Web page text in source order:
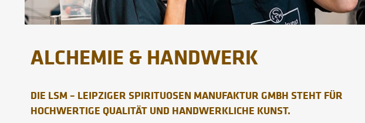
ALCHEMIE & HANDWERK
DIE LSM – LEIPZIGER SPIRITUOSEN MANUFAKTUR GMBH STEHT FÜR
HOCHWERTIGE QUALITÄT UND HANDWERKLICHE KUNST.